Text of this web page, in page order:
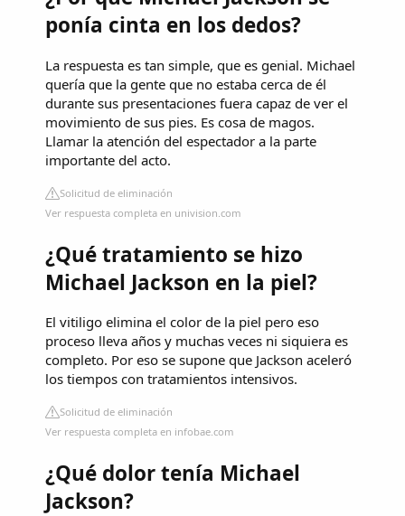
ponía cinta en los dedos?
La respuesta es tan simple, que es genial. Michael
quería que la gente que no estaba cerca de él
durante sus presentaciones fuera capaz de ver el
movimiento de sus pies. Es cosa de magos.
Llamar la atención del espectador a la parte
importante del acto.
Solicitud de eliminación
Ver respuesta completa en univision.com
¿Qué tratamiento se hizo
Michael Jackson en la piel?
El vitiligo elimina el color de la piel pero eso
proceso lleva años y muchas veces ni siquiera es
completo. Por eso se supone que Jackson aceleró
los tiempos con tratamientos intensivos.
Solicitud de eliminación
Ver respuesta completa en infobae.com
¿Qué dolor tenía Michael
Jackson?